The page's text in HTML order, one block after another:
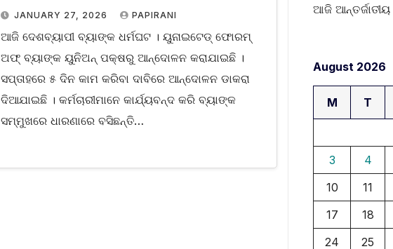
ଆନ୍ଦୋଳନ
JANUARY 27, 2026 PAPIRANI
ଆଜି ଦେଶବ୍ୟାପୀ ବ୍ୟାଙ୍କ ଧର୍ମଘଟ । ୟୁନାଇଟେଡ୍ ଫୋରମ୍
ଅଫ୍ ବ୍ୟାଙ୍କ ୟୁନିଅନ୍ ପକ୍ଷରୁ ଆନ୍ଦୋଳନ କରାଯାଇଛି ।
ସପ୍ତାହରେ ୫ ଦିନ କାମ କରିବା ଦାବିରେ ଆନ୍ଦୋଳନ ଡାକରା
ଦିଆଯାଇଛି । କର୍ମଚାରୀମାନେ କାର୍ଯ୍ୟବନ୍ଦ କରି ବ୍ୟାଙ୍କ
ସମ୍ମୁଖରେ ଧାରଣାରେ ବସିଛନ୍ତି…
ଆଜି
August 2026
M T
3
4
10
11
17
18
24
25